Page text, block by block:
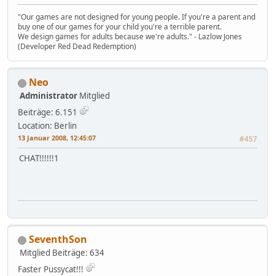
"Our games are not designed for young people. If you're a parent and
buy one of our games for your child you're a terrible parent.
We design games for adults because we're adults." - Lazlow Jones
(Developer Red Dead Redemption)
Neo
Administrator Mitglied
Beiträge: 6.151
Location: Berlin
13 Januar 2008, 12:45:07 #457
CHAT!!!!!!1
SeventhSon
Mitglied Beiträge: 634
Faster Pussycat!!!